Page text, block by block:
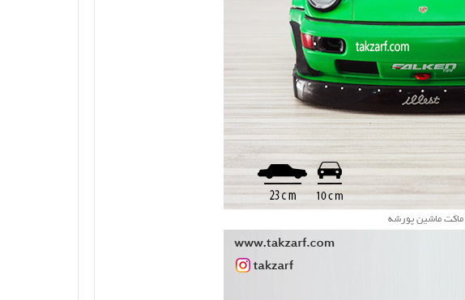
ماکت ماشین پورشه